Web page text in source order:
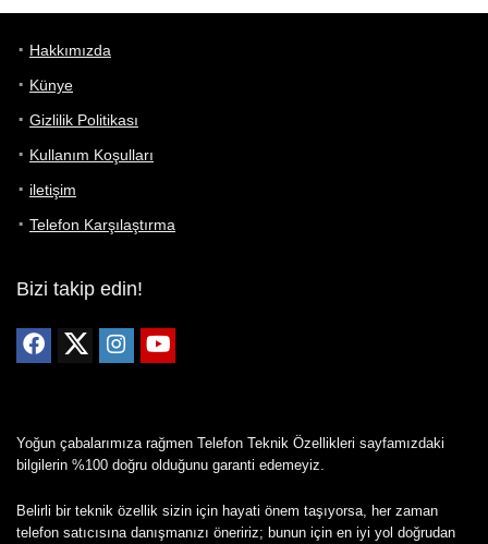
Hakkımızda
Künye
Gizlilik Politikası
Kullanım Koşulları
iletişim
Telefon Karşılaştırma
Bizi takip edin!
Yoğun çabalarımıza rağmen Telefon Teknik Özellikleri sayfamızdaki
bilgilerin %100 doğru olduğunu garanti edemeyiz.
Belirli bir teknik özellik sizin için hayati önem taşıyorsa, her zaman
telefon satıcısına danışmanızı öneririz; bunun için en iyi yol doğrudan